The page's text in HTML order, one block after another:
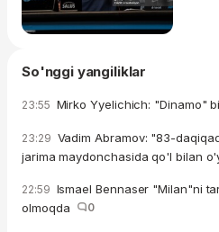
So'nggi yangiliklar
23:55 Mirko Yyelichich: "Dinamo"
23:29 Vadim Abramov: "83-
jarima maydonchasida qo'l bilan
22:59 Ismael Bennaser "Milan"ni
olmoqda
0